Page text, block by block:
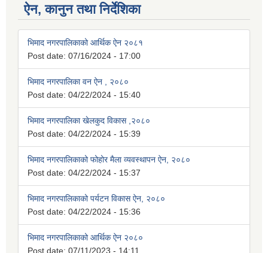
ऐन, कानुन तथा निर्देशिका
भिमाद नगरपालिकाको आर्थिक ऐन २०८१
Post date: 07/16/2024 - 17:00
भिमाद नगरपालिका वन ऐन , २०८०
Post date: 04/22/2024 - 15:40
भिमाद नगरपालिका खेलकुद विकास ,२०८०
Post date: 04/22/2024 - 15:39
भिमाद नगरपालिकाको फोहोर मैला व्यवस्थापन ऐन, २०८०
Post date: 04/22/2024 - 15:37
भिमाद नगरपालिकाको पर्यटन विकास ऐन, २०८०
Post date: 04/22/2024 - 15:36
भिमाद नगरपालिकाको आर्थिक ऐन २०८०
Post date: 07/11/2023 - 14:11